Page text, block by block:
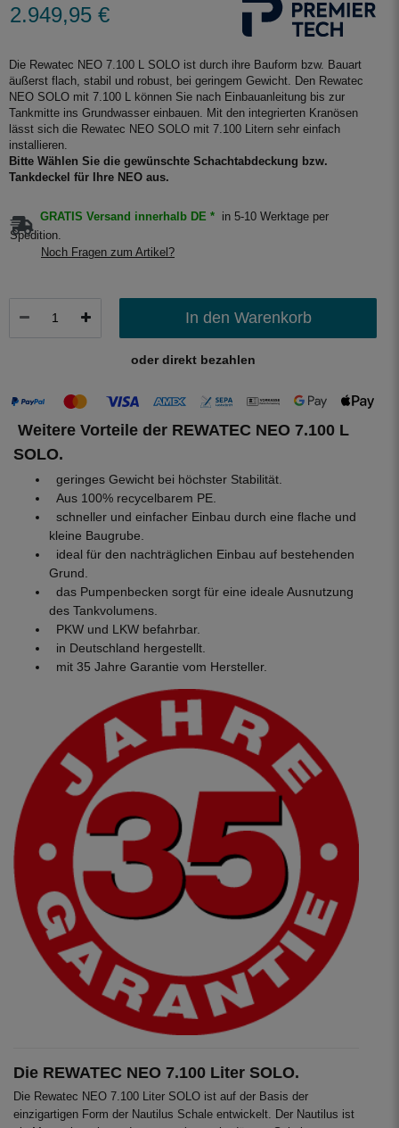
2.949,95 €
Die Rewatec NEO 7.100 L SOLO ist durch ihre Bauform bzw. Bauart
äußerst flach, stabil und robust, bei geringem Gewicht. Den Rewatec
NEO SOLO mit 7.100 L können Sie nach Einbauanleitung bis zur
Tankmitte ins Grundwasser einbauen. Mit den integrierten Kranösen
lässt sich die Rewatec NEO SOLO mit 7.100 Litern sehr einfach
installieren.
Bitte Wählen Sie die gewünschte Schachtabdeckung bzw.
Tankdeckel für Ihre NEO aus.
GRATIS Versand innerhalb DE *
in 5-10 Werktage per
Spedition.
Noch Fragen zum Artikel?
In den Warenkorb
oder direkt bezahlen
Weitere Vorteile der REWATEC NEO 7.100 L
SOLO.
geringes Gewicht bei höchster Stabilität.
Aus 100% recycelbarem PE.
schneller und einfacher Einbau durch eine flache und
kleine Baugrube.
ideal für den nachträglichen Einbau auf bestehenden
Grund.
das Pumpenbecken sorgt für eine ideale Ausnutzung
des Tankvolumens.
PKW und LKW befahrbar.
in Deutschland hergestellt.
mit 35 Jahre Garantie vom Hersteller.
Die REWATEC NEO 7.100 Liter SOLO.
Die Rewatec NEO 7.100 Liter SOLO ist auf der Basis der
einzigartigen Form der Nautilus Schale entwickelt. Der Nautilus ist